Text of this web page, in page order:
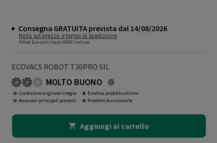
Consegna GRATUITA prevista dal 14/08/2026
Nota sul prezzo e tempi di spedizione
IVA ed Eco-contributo RAEE incluse
ECOVACS ROBOT T30PRO SIL
MOLTO BUONO
O: Confezione originale integra
O: Accessori principali presenti
B: Estetica prodotto ottima
N: Prodotto funzionante
Aggiungi al carrello